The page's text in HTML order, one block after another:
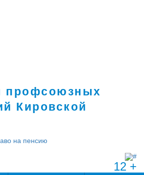
профсоюзных
Кировской
12 +